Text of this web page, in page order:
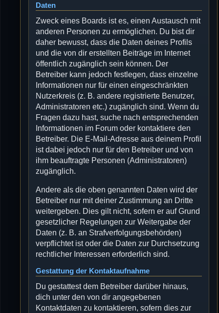
Daten
Zweck eines Boards ist es, einen Austausch mit
anderen Personen zu ermöglichen. Du bist dir
daher bewusst, dass die Daten deines Profils
und die von dir erstellten Beiträge im Internet
öffentlich zugänglich sein können. Der
Betreiber kann jedoch festlegen, dass einzelne
Informationen nur für einen eingeschränkten
Nutzerkreis (z. B. andere registrierte Benutzer,
Administratoren etc.) zugänglich sind. Wenn du
Fragen dazu hast, suche nach entsprechenden
Informationen im Forum oder kontaktiere den
Betreiber. Die E-Mail-Adresse aus deinem Profil
ist dabei jedoch nur für den Betreiber und von
ihm beauftragte Personen (Administratoren)
zugänglich.
Andere als die oben genannten Daten wird der
Betreiber nur mit deiner Zustimmung an Dritte
weitergeben. Dies gilt nicht, sofern er auf Grund
gesetzlicher Regelungen zur Weitergabe der
Daten (z. B. an Strafverfolgungsbehörden)
verpflichtet ist oder die Daten zur Durchsetzung
rechtlicher Interessen erforderlich sind.
Gestattung der Kontaktaufnahme
Du gestattest dem Betreiber darüber hinaus,
dich unter den von dir angegebenen
Kontaktdaten zu kontaktieren, sofern dies zur